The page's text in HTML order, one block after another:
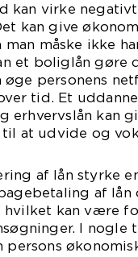
kan virke
kan give
måske ikke
et boliglån gøre
personens
tid. Et
erhvervslån kan
at udvide og
af lån styrke
af lån
hvilket kan være
I